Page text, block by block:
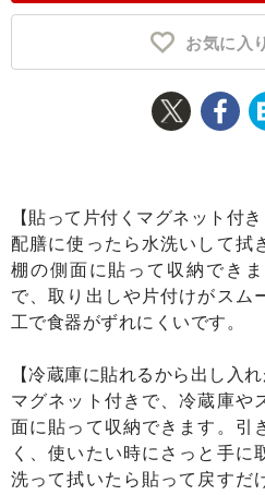
お気に入
【貼って片付くマグネット付き
配膳に使ったら水洗いして拭
棚の側面に貼って収納でき
で、取り出しや片付けがスム
工で食器がずれにくいです。
【冷蔵庫に貼れるから出し入れ
マグネット付きで、冷蔵庫や
面に貼って収納できます。引
く、使いたい時にさっと手に
洗って拭いたら貼って戻すだ